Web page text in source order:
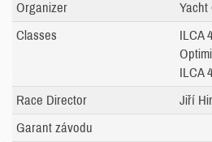
Organizer
Yacht
Classes
ILCA
ILCA
Race Director
Jiří
Garant závodu